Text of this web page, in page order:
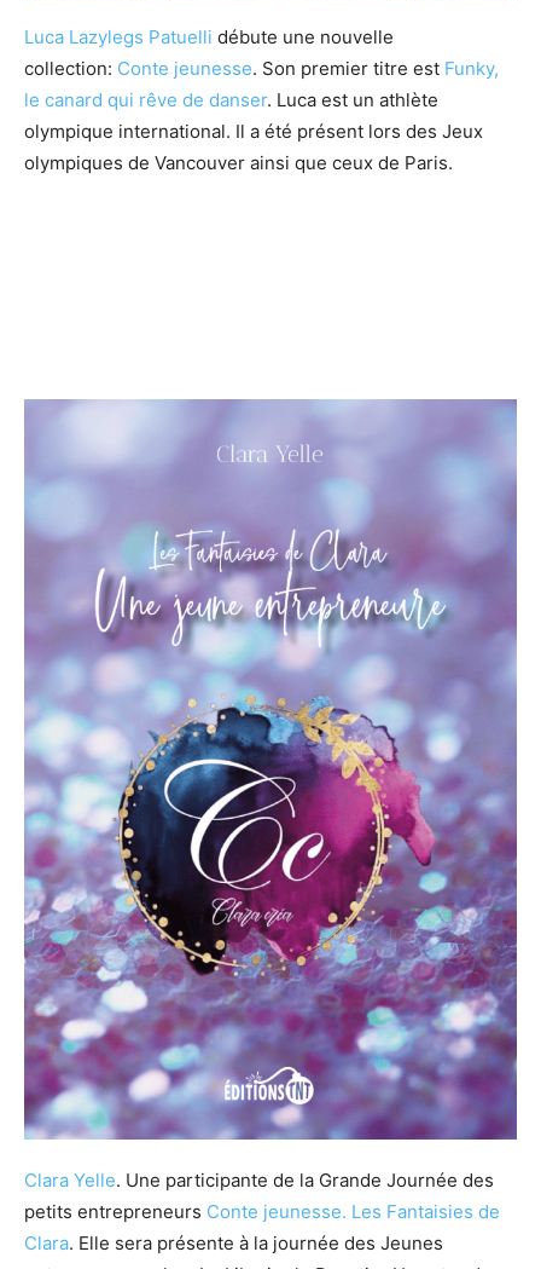
Luca Lazylegs Patuelli débute une nouvelle
collection: Conte jeunesse. Son premier titre est Funky,
le canard qui rêve de danser. Luca est un athlète
olympique international. Il a été présent lors des Jeux
olympiques de Vancouver ainsi que ceux de Paris.
Clara Yelle. Une participante de la Grande Journée des
petits entrepreneurs Conte jeunesse. Les Fantaisies de
Clara. Elle sera présente à la journée des Jeunes